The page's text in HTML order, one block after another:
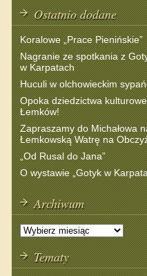
Ostatnio dodane
Koralowe „Prace Pienińskie”
Nagranie ze spotkania z
w Karpatach
Huculi w olchowieckim
Opoka dziedzictwa
Łemków!
Zapraszamy do Michałowa
Łemkowską Watrę na
„Od Rusal do Jana”
O wystawie „Gotyk w
Archiwum
Tematy